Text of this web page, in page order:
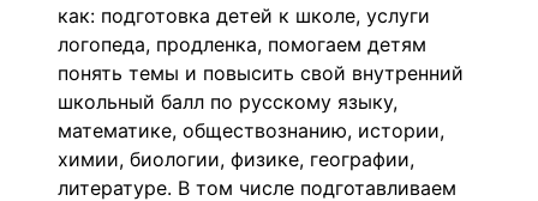
как: подготовка детей к школе, услуги
логопеда, продленка, помогаем детям
понять темы и повысить свой внутренний
школьный балл по русскому языку,
математике, обществознанию, истории,
химии, биологии, физике, географии,
литературе. В том числе подготавливаем